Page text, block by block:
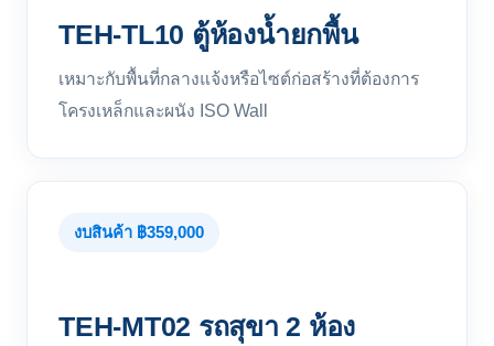
TEH-TL10 ตู้ห้องน้ำยกพื้น
เหมาะกับพื้นที่กลางแจ้งหรือไซต์ก่อสร้างที่ต้องการ
โครงเหล็กและผนัง ISO Wall
งบสินค้า ฿359,000
TEH-MT02 รถสุขา 2 ห้อง